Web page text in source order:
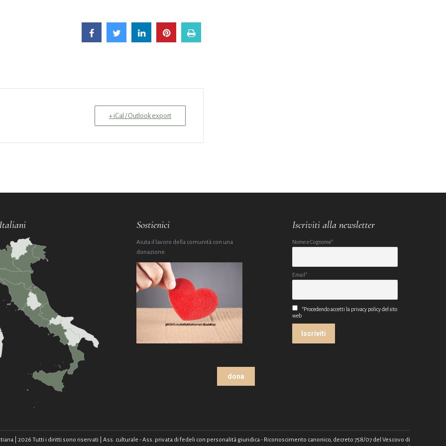
+ iCal / Outlook export
Sostienici
Aiuta il lavoro della comunità con una
donazione.
dona
Iscriviti alla newsletter
Nome e Cognome*
Email*
*Procedendo accetti la privacy policy del sito
web
| 2026 Tutti i diritti sono riservati | Ass. culturale - Ass. privata di fedeli con personalità giuridica - Riconoscimento canonico, decreto 758/07 del Vescovo di